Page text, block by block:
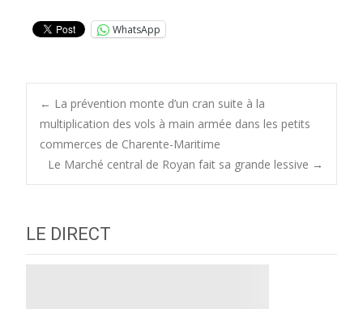
WhatsApp
Post
navigation
← La prévention monte d’un cran suite à la
multiplication des vols à main armée dans les petits
commerces de Charente-Maritime
Le Marché central de Royan fait sa grande lessive →
LE DIRECT